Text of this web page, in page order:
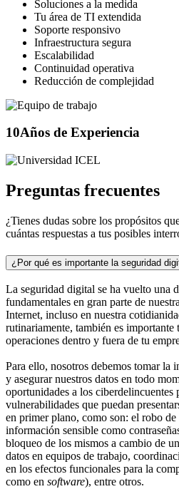
Soluciones a la medida
Tu área de TI extendida
Soporte responsivo
Infraestructura segura
Escalabilidad
Continuidad operativa
Reducción de complejidad
10Años de Experiencia
Preguntas frecuentes
¿Tienes dudas sobre los propósitos
cuántas respuestas a tus posibles
¿Por qué es importante la seguridad
La seguridad digital se ha vuelto una
fundamentales en gran parte de
Internet, incluso en nuestra
rutinariamente, también es importante
operaciones dentro y fuera de tu
Para ello, nosotros debemos tomar la
y asegurar nuestros datos en todo
oportunidades a los ciberdelincuentes
vulnerabilidades que puedan
en primer plano, como son: el robo
información sensible como
bloqueo de los mismos a cambio de
datos en equipos de trabajo,
en los efectos funcionales para la
como en software), entre otros.